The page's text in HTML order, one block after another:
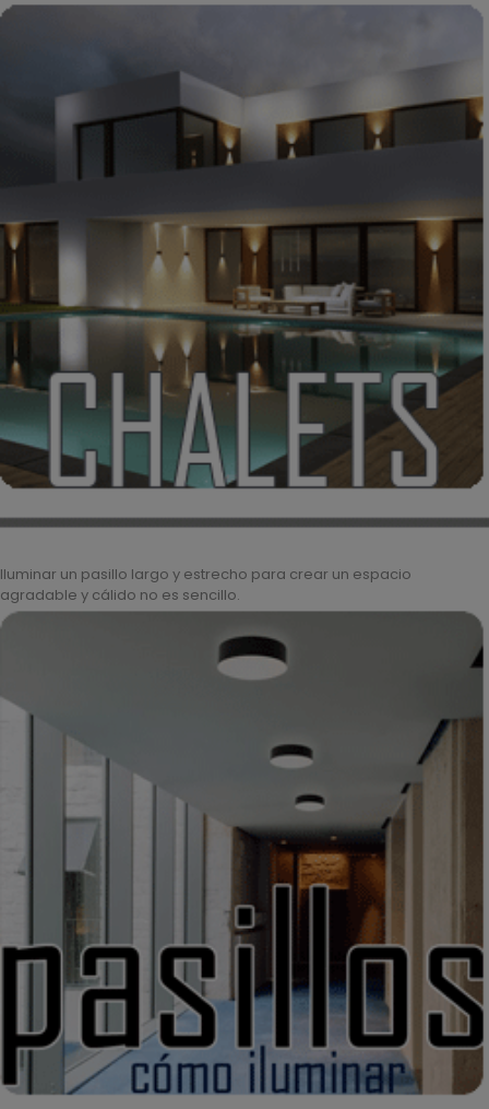
Iluminar un pasillo largo y estrecho para crear un espacio
agradable y cálido no es sencillo.